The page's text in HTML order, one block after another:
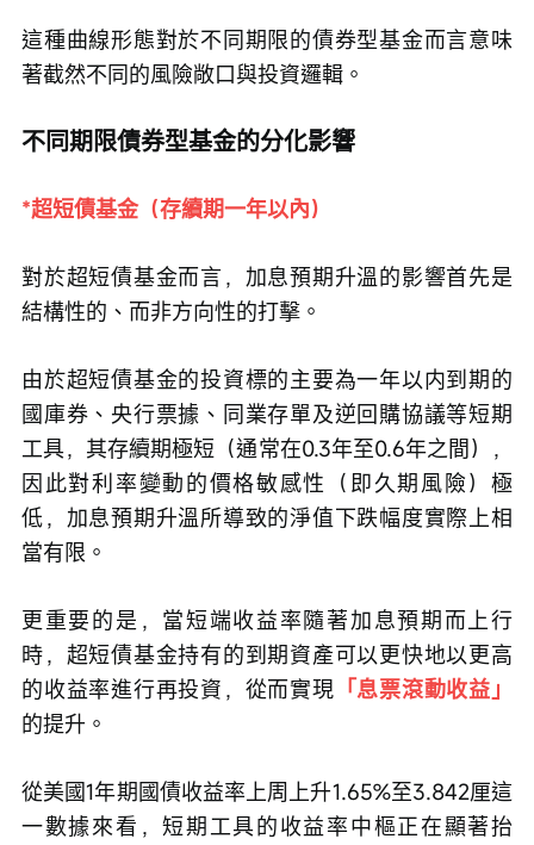
這種曲線形態對於不同期限的債券型基金而言意味
著截然不同的風險敞口與投資邏輯。
不同期限債券型基金的分化影響
*超短債基金（存續期一年以內）
對於超短債基金而言，加息預期升溫的影響首先是
結構性的、而非方向性的打擊。
由於超短債基金的投資標的主要為一年以内到期的
國庫券、央行票據、同業存單及逆回購協議等短期
工具，其存續期極短（通常在0.3年至0.6年之間），
因此對利率變動的價格敏感性（即久期風險）極
低，加息預期升溫所導致的淨值下跌幅度實際上相
當有限。
更重要的是，當短端收益率隨著加息預期而上行
時，超短債基金持有的到期資產可以更快地以更高
的收益率進行再投資，從而實現 「息票滾動收益」
的提升。
從美國1年期國債收益率上周上升1.65%至3.842厘這
一數據來看，短期工具的收益率中樞正在顯著抬